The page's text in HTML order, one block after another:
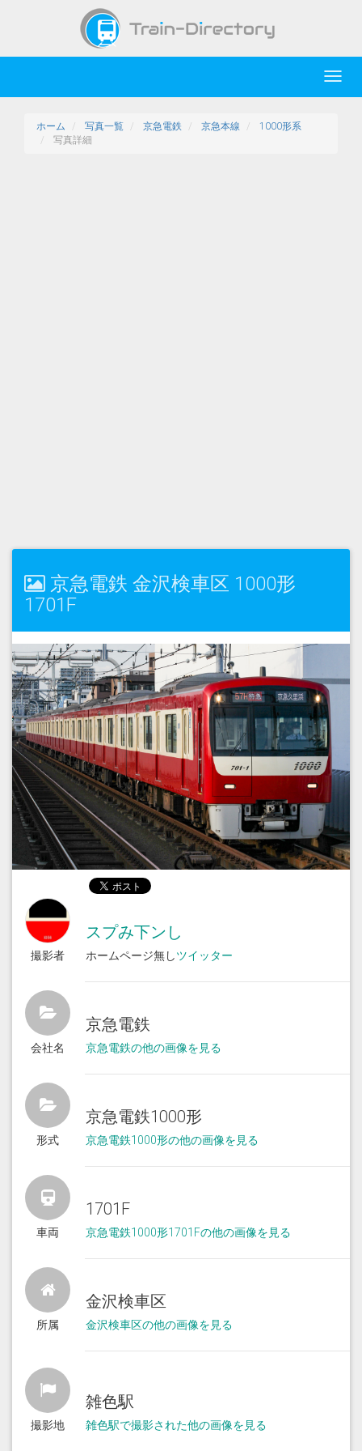
ホーム 写真一覧 京急電鉄 京急本線
1000形系
写真詳細
京急電鉄 金沢検車区 1000形
1701F
撮影者
スプみ下ンし
ホームページ無しツイッター
会社名
京急電鉄
京急電鉄の他の画像を見る
形式
京急電鉄1000形
京急電鉄1000形の他の画像を見る
車両
1701F
京急電鉄1000形1701Fの他の画像を見る
所属
金沢検車区
金沢検車区の他の画像を見る
撮影地
雑色駅
雑色駅で撮影された他の画像を見る